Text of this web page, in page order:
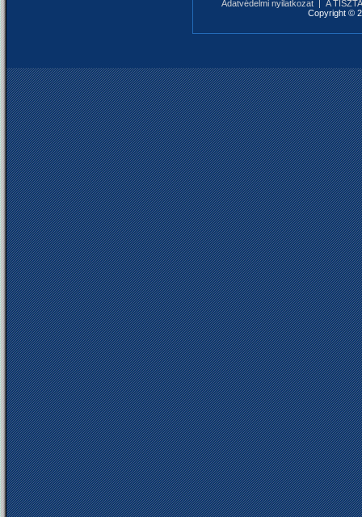
Adatvédelmi nyilatkozat
A
Copyright ©